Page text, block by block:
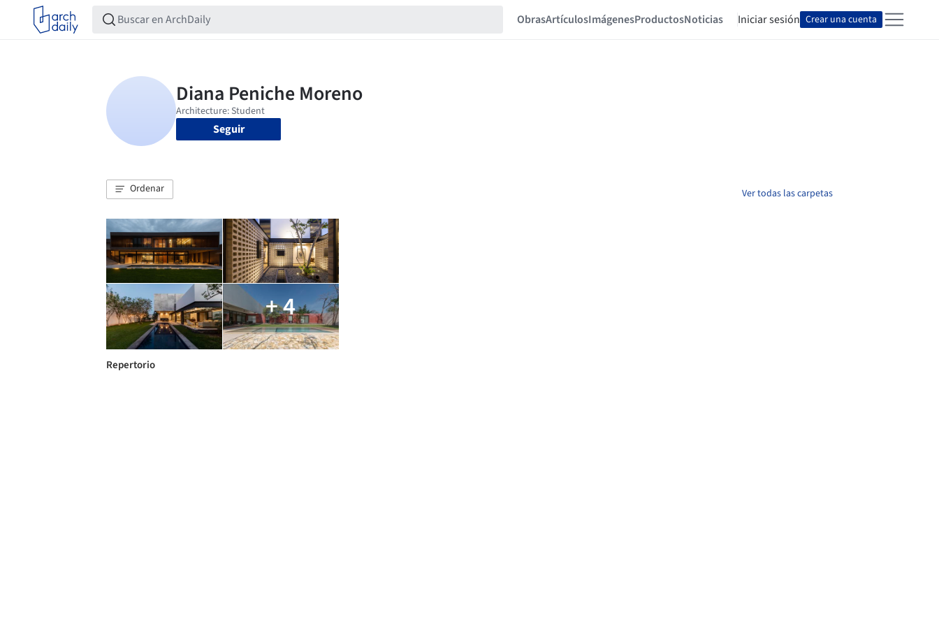
ObrasArtículosImágenesProductosNoticias Iniciar sesión Crear una cuenta
Seguir
Ordenar Ver todas las carpetas
+ 4
Repertorio